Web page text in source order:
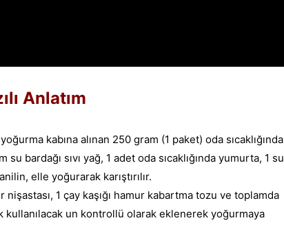
Anlatım
kabına alınan 250 gram (1 paket) oda sıcaklığında
bardağı sıvı yağ, 1 adet oda sıcaklığında yumurta, 1 su
elle yoğurarak karıştırılır.
nişastası, 1 çay kaşığı hamur kabartma tozu ve toplamda
kullanılacak un kontrollü olarak eklenerek yoğurmaya